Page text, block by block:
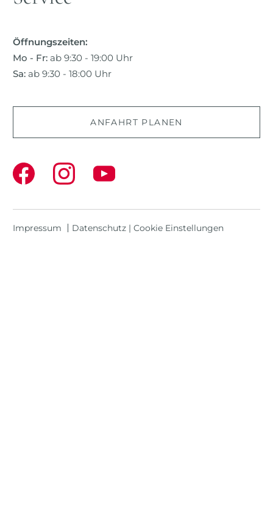
Öffnungszeiten:
Mo - Fr: ab 9:30 - 19:00 Uhr
Sa: ab 9:30 - 18:00 Uhr
ANFAHRT PLANEN
Impressum Datenschutz | Cookie Einstellungen